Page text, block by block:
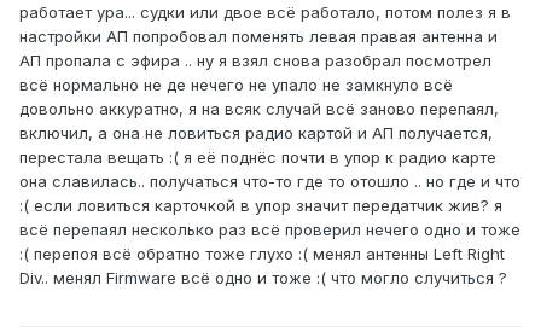
работает ура... судки или двое всё работало, потом полез я в
настройки АП попробовал поменять левая правая антенна и
АП пропала с эфира .. ну я взял снова разобрал посмотрел
всё нормально не де нечего не упало не замкнуло всё
довольно аккуратно, я на всяк случай всё заново перепаял,
включил, а она не ловиться радио картой и АП получается,
перестала вещать :( я её поднёс почти в упор к радио карте
она славилась.. получаться что-то где то отошло .. но где и что
:( если ловиться карточкой в упор значит передатчик жив? я
всё перепаял несколько раз всё проверил нечего одно и тоже
:( перепоя всё обратно тоже глухо :( менял антенны Left Right
Div.. менял Firmware всё одно и тоже :( что могло случиться ?